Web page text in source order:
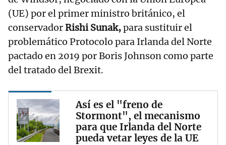
(UE) por el primer ministro británico, el
conservadorRishi Sunak,para sustituir el
problemático Protocolo para Irlanda del Norte
pactado en 2019 por Boris Johnson como parte
del tratado del Brexit.
Así es el "freno de
Stormont", el mecanismo
para que Irlanda del Norte
pueda vetar leyes de la UE